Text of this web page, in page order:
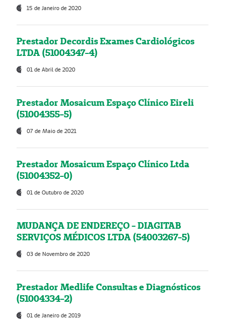
15 de Janeiro de 2020
Prestador Decordis Exames Cardiológicos
LTDA (51004347-4)
01 de Abril de 2020
Prestador Mosaicum Espaço Clínico Eireli
(51004355-5)
07 de Maio de 2021
Prestador Mosaicum Espaço Clínico Ltda
(51004352-0)
01 de Outubro de 2020
MUDANÇA DE ENDEREÇO - DIAGITAB
SERVIÇOS MÉDICOS LTDA (54003267-5)
03 de Novembro de 2020
Prestador Medlife Consultas e Diagnósticos
(51004334-2)
01 de Janeiro de 2019